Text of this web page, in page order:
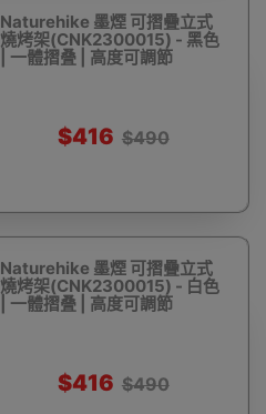
Naturehike 墨煙 可摺疊立式
燒烤架(CNK2300015) - 黑色
| 一體摺叠 | 高度可調節
$416 $490
Naturehike 墨煙 可摺疊立式
燒烤架(CNK2300015) - 白色
| 一體摺叠 | 高度可調節
$416 $490